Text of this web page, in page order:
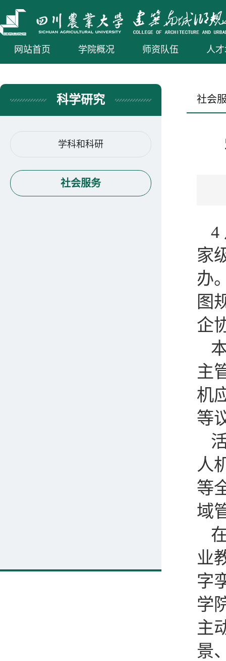
网站首页 学院概况 师资队伍 人
科学研究
学科和科研
社会服务
社会
4
家
办
图
企
主
机
等
人
等
域
业
字
学
主
景